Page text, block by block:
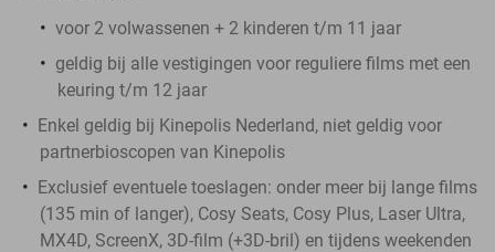
voor 2 volwassenen + 2 kinderen t/m 11 jaar
geldig bij alle vestigingen voor reguliere films met een
keuring t/m 12 jaar
Enkel geldig bij Kinepolis Nederland, niet geldig voor
partnerbioscopen van Kinepolis
Exclusief eventuele toeslagen: onder meer bij lange films
(135 min of langer), Cosy Seats, Cosy Plus, Laser Ultra,
MX4D, ScreenX, 3D-film (+3D-bril) en tijdens weekenden